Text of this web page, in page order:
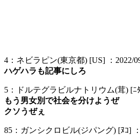
4：ネビラピン(東京都) [US] ：2022/
ハゲハラも記事にしろ
5：ドルテグラビルナトリウム(茸) [ﾆ
もう男女別で社会を分けようぜ
クソうぜぇ
85：ガンシクロビル(ジパング) [ﾇｺ]